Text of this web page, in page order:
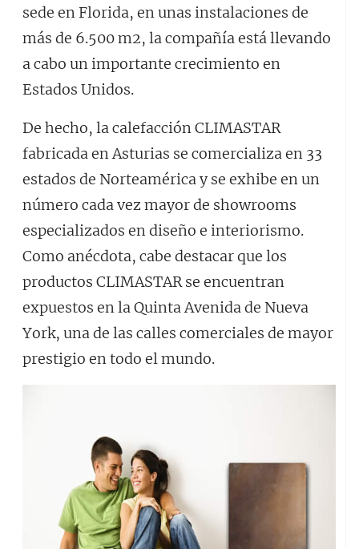
sede en Florida, en unas instalaciones de
más de 6.500 m2, la compañía está llevando
a cabo un importante crecimiento en
Estados Unidos.
De hecho, la calefacción CLIMASTAR
fabricada en Asturias se comercializa en 33
estados de Norteamérica y se exhibe en un
número cada vez mayor de showrooms
especializados en diseño e interiorismo.
Como anécdota, cabe destacar que los
productos CLIMASTAR se encuentran
expuestos en la Quinta Avenida de Nueva
York, una de las calles comerciales de mayor
prestigio en todo el mundo.